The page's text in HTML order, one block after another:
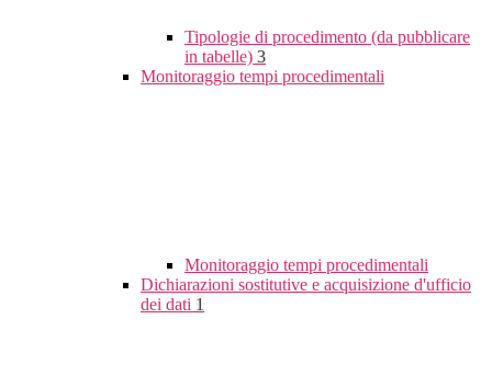
Tipologie di procedimento (da pubblicare
in tabelle) 3
Monitoraggio tempi procedimentali
Monitoraggio tempi procedimentali
Dichiarazioni sostitutive e acquisizione d'ufficio
dei dati 1